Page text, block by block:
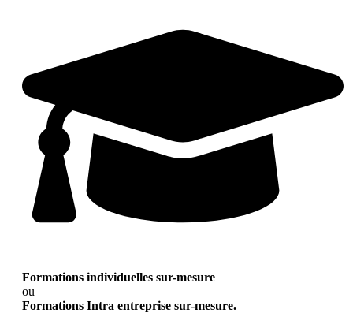
Formations individuelles sur-mesure
ou
Formations Intra entreprise sur-mesure.